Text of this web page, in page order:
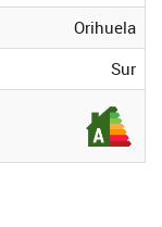
Orihuela
Sur